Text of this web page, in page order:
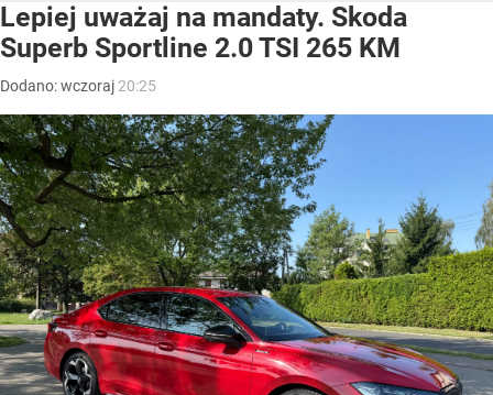
Lepiej uważaj na mandaty. Skoda
Superb Sportline 2.0 TSI 265 KM
Dodano:wczoraj 20:25